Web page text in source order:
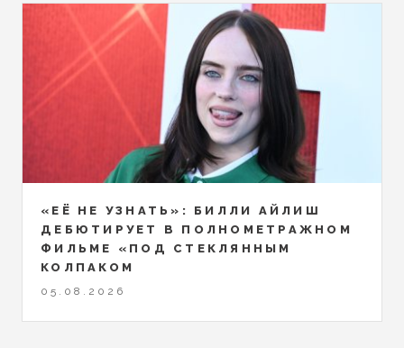
«ЕЁ НЕ УЗНАТЬ»: БИЛЛИ АЙЛИШ
ДЕБЮТИРУЕТ В ПОЛНОМЕТРАЖНОМ
ФИЛЬМЕ «ПОД СТЕКЛЯННЫМ
КОЛПАКОМ
05.08.2026